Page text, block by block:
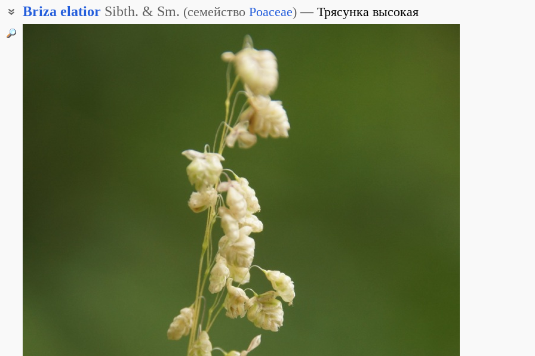
Briza elatior Sibth. & Sm. (семейство Poaceae) Трясунка высокая